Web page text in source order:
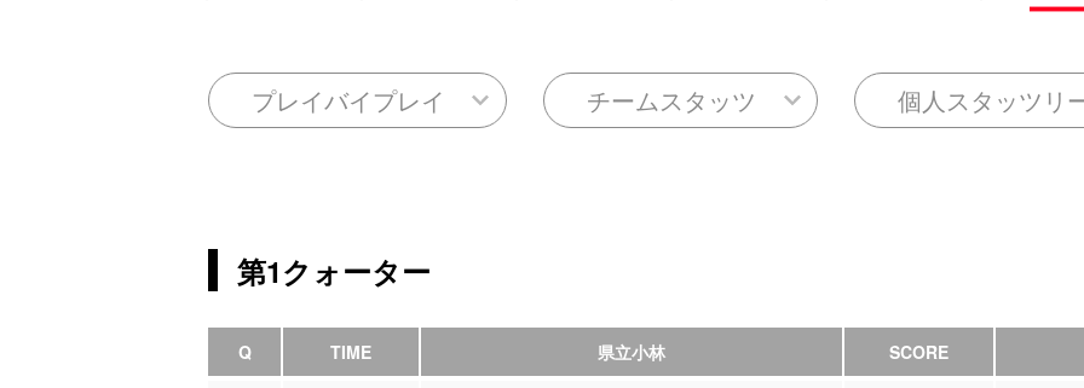
プレイバイプレイ チームスタッツ 個人スタッツリ
第1クォーター
Q TIME 県立小林 SCORE